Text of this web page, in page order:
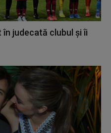
în judecată clubul și îi